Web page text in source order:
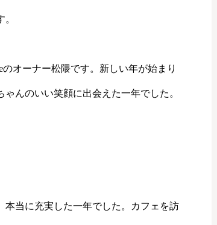
オーナー松隈です。新しい年が始まり
んのいい笑顔に出会えた一年でした。
当に充実した一年でした。カフェを訪